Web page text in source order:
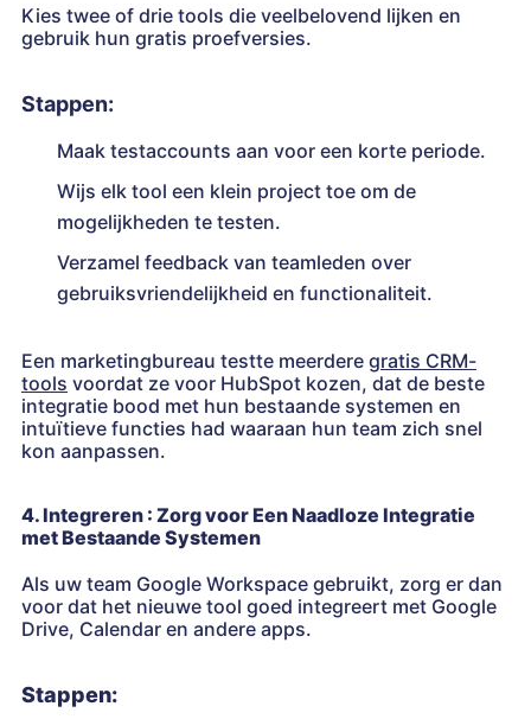
Kies twee of drie tools die veelbelovend lijken en
gebruik hun gratis proefversies.
Stappen:
Maak testaccounts aan voor een korte periode.
Wijs elk tool een klein project toe om de
mogelijkheden te testen.
Verzamel feedback van teamleden over
gebruiksvriendelijkheid en functionaliteit.
Een marketingbureau testte meerdere gratis CRM-
tools voordat ze voor HubSpot kozen, dat de beste
integratie bood met hun bestaande systemen en
intuïtieve functies had waaraan hun team zich snel
kon aanpassen.
4. Integreren : Zorg voor Een Naadloze Integratie
met Bestaande Systemen
Als uw team Google Workspace gebruikt, zorg er dan
voor dat het nieuwe tool goed integreert met Google
Drive, Calendar en andere apps.
Stappen: